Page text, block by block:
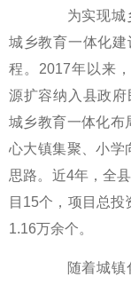
为实现城乡
城乡教育一体化
程。2017年以来
源扩容纳入县政
城乡教育一体化布
心大镇集聚、小学
思路。近4年，全
目15个，项目总投
1.16万余个。
随着城镇化